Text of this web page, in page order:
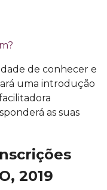
de conhecer e
uma introdução
as suas
2019